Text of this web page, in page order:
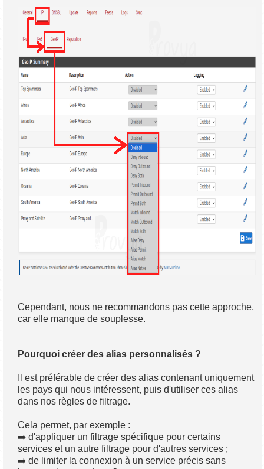
Cependant, nous ne recommandons pas cette approche,
car elle manque de souplesse.
Pourquoi créer des alias personnalisés ?
Il est préférable de créer des alias contenant uniquement
les pays qui nous intéressent, puis d'utiliser ces alias
dans nos règles de filtrage.
Cela permet, par exemple :
➡️ d'appliquer un filtrage spécifique pour certains
services et un autre filtrage pour d'autres services ;
➡️ de limiter la connexion à un service précis sans